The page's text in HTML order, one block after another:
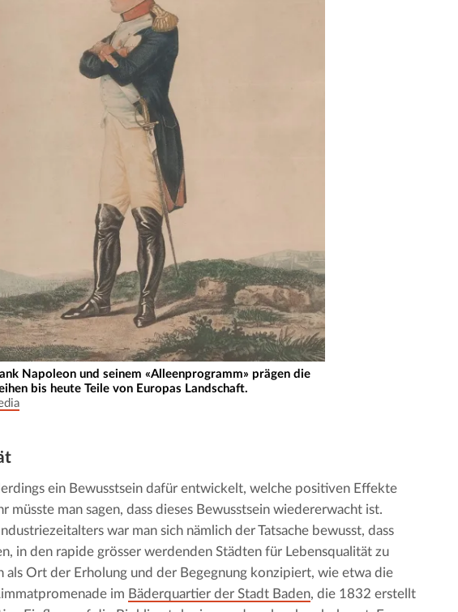
Napoleon und seinem «Alleenprogramm» prägen die
bis heute Teile von Europas Landschaft.
ein Bewusstsein dafür entwickelt, welche positiven Effekte
müsste man sagen, dass dieses Bewusstsein wiedererwacht ist.
war man sich nämlich der Tatsache bewusst, dass
in den rapide grösser werdenden Städten für Lebensqualität zu
als Ort der Erholung und der Begegnung konzipiert, wie etwa die
im Bäderquartier der Stadt Baden, die 1832 erstellt